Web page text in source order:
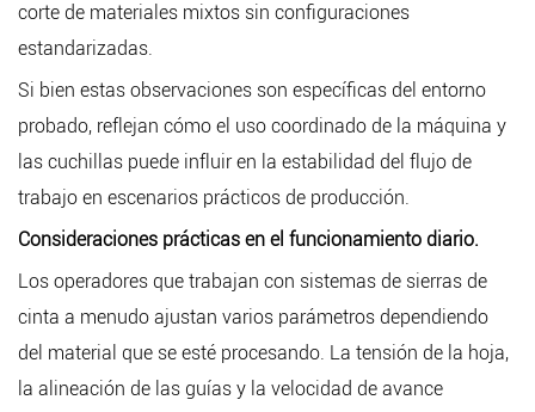
corte de materiales mixtos sin configuraciones
estandarizadas.
Si bien estas observaciones son específicas del entorno
probado, reflejan cómo el uso coordinado de la máquina y
las cuchillas puede influir en la estabilidad del flujo de
trabajo en escenarios prácticos de producción.
Consideraciones prácticas en el funcionamiento diario.
Los operadores que trabajan con sistemas de sierras de
cinta a menudo ajustan varios parámetros dependiendo
del material que se esté procesando. La tensión de la hoja,
la alineación de las guías y la velocidad de avance